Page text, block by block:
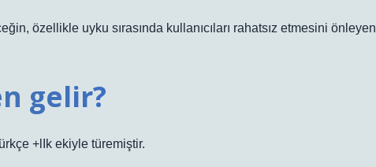
özellikle uyku sırasında kullanıcıları rahatsız etmesini önleyen
gelir?
+lIk ekiyle türemiştir.